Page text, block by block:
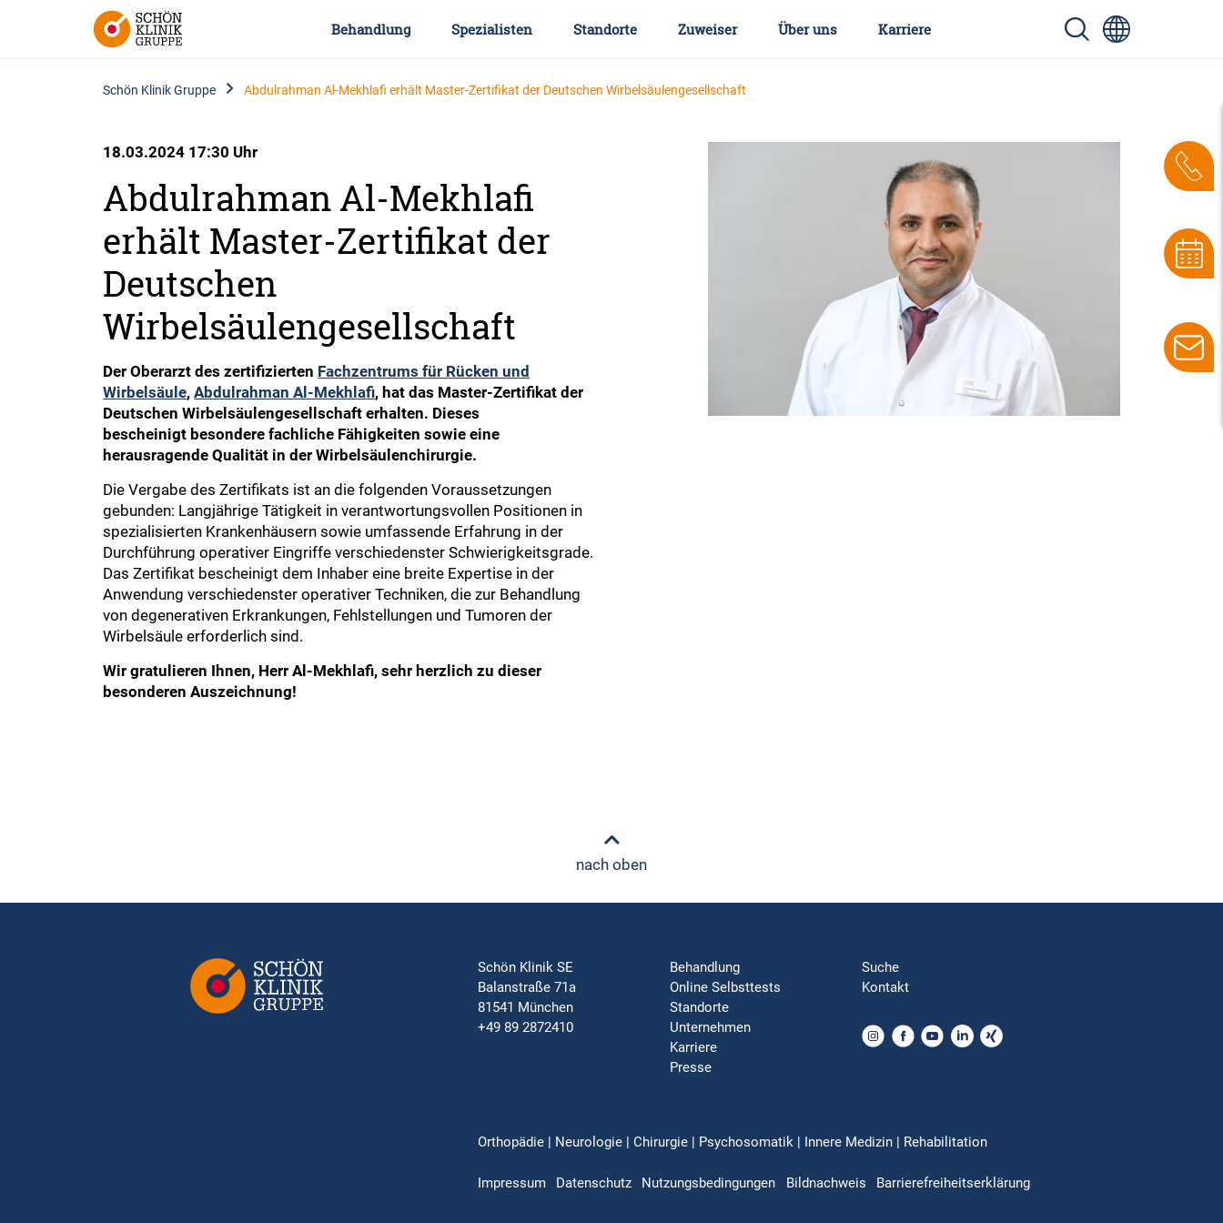
Behandlung Spezialisten Standorte Zuweiser Über uns Karriere
Schön Klinik Gruppe Abdulrahman Al-Mekhlafi erhält Master-Zertifikat der Deutschen Wirbelsäulengesellschaft
18.03.2024 17:30 Uhr
Abdulrahman Al-Mekhlafi
erhält Master-Zertifikat der
Deutschen
Wirbelsäulengesellschaft
Der Oberarzt des zertifizierten Fachzentrums für Rücken und
Wirbelsäule,Abdulrahman Al-Mekhlafi, hat das Master-Zertifikat der
Deutschen Wirbelsäulengesellschaft erhalten. Dieses
bescheinigt besondere fachliche Fähigkeiten sowie eine
herausragende Qualität in der Wirbelsäulenchirurgie.
Die Vergabe des Zertifikats ist an die folgenden Voraussetzungen
gebunden: Langjährige Tätigkeit in verantwortungsvollen Positionen in
spezialisierten Krankenhäusern sowie umfassende Erfahrung in der
Durchführung operativer Eingriffe verschiedenster Schwierigkeitsgrade.
Das Zertifikat bescheinigt dem Inhaber eine breite Expertise in der
Anwendung verschiedenster operativer Techniken, die zur Behandlung
von degenerativen Erkrankungen, Fehlstellungen und Tumoren der
Wirbelsäule erforderlich sind.
Wir gratulieren Ihnen, Herr Al-Mekhlafi, sehr herzlich zu dieser
besonderen Auszeichnung!
nach oben
Schön Klinik SE
Balanstraße 71a
81541 München
+49 89 2872410
Behandlung
Online Selbsttests
Standorte
Unternehmen
Karriere
Presse
Suche
Kontakt
Orthopädie | Neurologie | Chirurgie | Psychosomatik | Innere Medizin | Rehabilitation
Impressum Datenschutz Nutzungsbedingungen Bildnachweis Barrierefreiheitserklärung